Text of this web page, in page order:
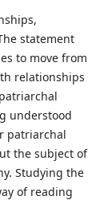
statement
to move from
relationships
understood
patriarchal
the subject of
Studying the
of reading